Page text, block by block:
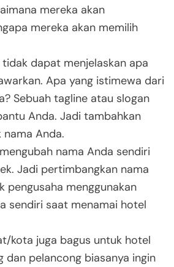
mereka akan
mereka akan memilih
tidak dapat menjelaskan apa
Apa yang istimewa dari
Sebuah tagline atau slogan
Anda. Jadi tambahkan
Anda.
nama Anda sendiri
Jadi pertimbangkan nama
pengusaha menggunakan
sendiri saat menamai hotel
kota juga bagus untuk hotel
dan pelancong biasanya ingin